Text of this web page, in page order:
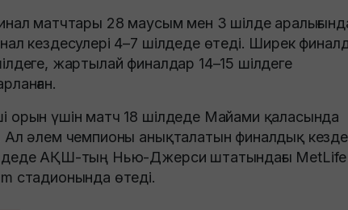
матчтары 28 маусым мен 3 шілде
кездесулері 4–7 шілдеде өтеді. Ширек
жартылай финалдар 14–15 шілдеге
орын үшін матч 18 шілдеде Майами қаласында
Ал әлем чемпионы анықталатын финалдық
АҚШ-тың Нью-Джерси штатындағы MetLife
стадионында өтеді.